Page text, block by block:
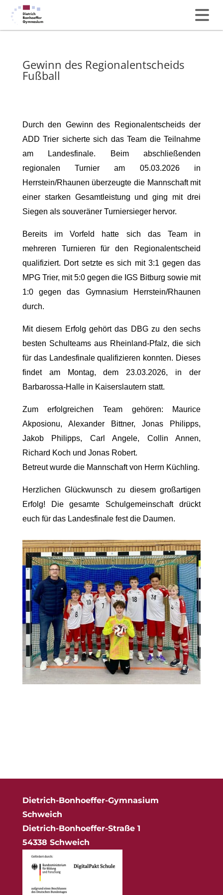
Gewinn des Regionalentscheids
Fußball
Durch den Gewinn des Regionalentscheids der
ADD Trier sicherte sich das Team die Teilnahme
am Landesfinale. Beim abschließenden
regionalen Turnier am 05.03.2026 in
Herrstein/Rhaunen überzeugte die Mannschaft mit
einer starken Gesamtleistung und ging mit drei
Siegen als souveräner Turniersieger hervor.
Bereits im Vorfeld hatte sich das Team in
mehreren Turnieren für den Regionalentscheid
qualifiziert. Dort setzte es sich mit 3:1 gegen das
MPG Trier, mit 5:0 gegen die IGS Bitburg sowie mit
1:0 gegen das Gymnasium Herrstein/Rhaunen
durch.
Mit diesem Erfolg gehört das DBG zu den sechs
besten Schulteams aus Rheinland-Pfalz, die sich
für das Landesfinale qualifizieren konnten. Dieses
findet am Montag, dem 23.03.2026, in der
Barbarossa-Halle in Kaiserslautern statt.
Zum erfolgreichen Team gehören: Maurice
Akposionu, Alexander Bittner, Jonas Philipps,
Jakob Philipps, Carl Angele, Collin Annen,
Richard Koch und Jonas Robert.
Betreut wurde die Mannschaft von Herrn Küchling.
Herzlichen Glückwunsch zu diesem großartigen
Erfolg! Die gesamte Schulgemeinschaft drückt
euch für das Landesfinale fest die Daumen.
Dietrich-Bonhoeffer-Gymnasium
Schweich
Dietrich-Bonhoeffer-Straße 1
54338 Schweich